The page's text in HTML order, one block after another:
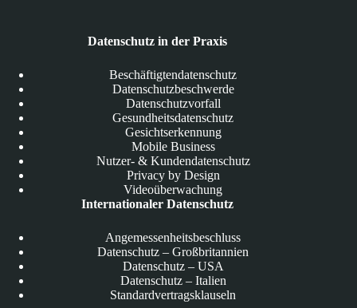
Datenschutz in der Praxis
Beschäftigtendatenschutz
Datenschutzbeschwerde
Datenschutzvorfall
Gesundheitsdatenschutz
Gesichtserkennung
Mobile Business
Nutzer- & Kundendatenschutz
Privacy by Design
Videoüberwachung
Internationaler Datenschutz
Angemessenheitsbeschluss
Datenschutz – Großbritannien
Datenschutz – USA
Datenschutz – Italien
Standardvertragsklauseln